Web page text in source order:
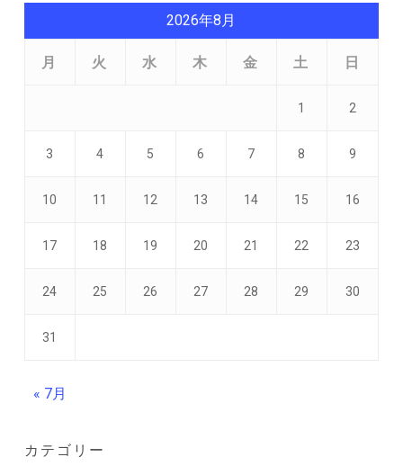
2026年8月
月 火 水 木 金 土 日
1 2
3 4 5 6 7 8 9
10 11 12 13 14 15 16
17 18 19 20 21 22 23
24 25 26 27 28 29 30
31
« 7月
カテゴリー